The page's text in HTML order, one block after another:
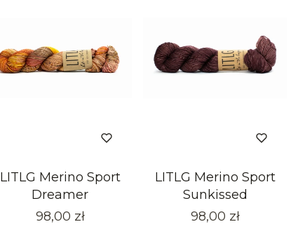
LITLG Merino Sport
Dreamer
Cena
98,00 zł
LITLG Merino Sport
Sunkissed
Cena
98,00 zł